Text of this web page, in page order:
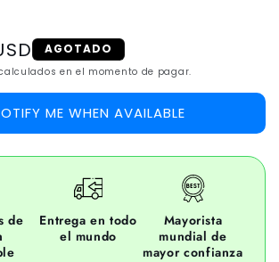
AGOTADO
en el momento de pagar.
ME WHEN AVAILABLE
de
Entrega en todo
el mundo
Mayorista
mundial de
mayor confianza